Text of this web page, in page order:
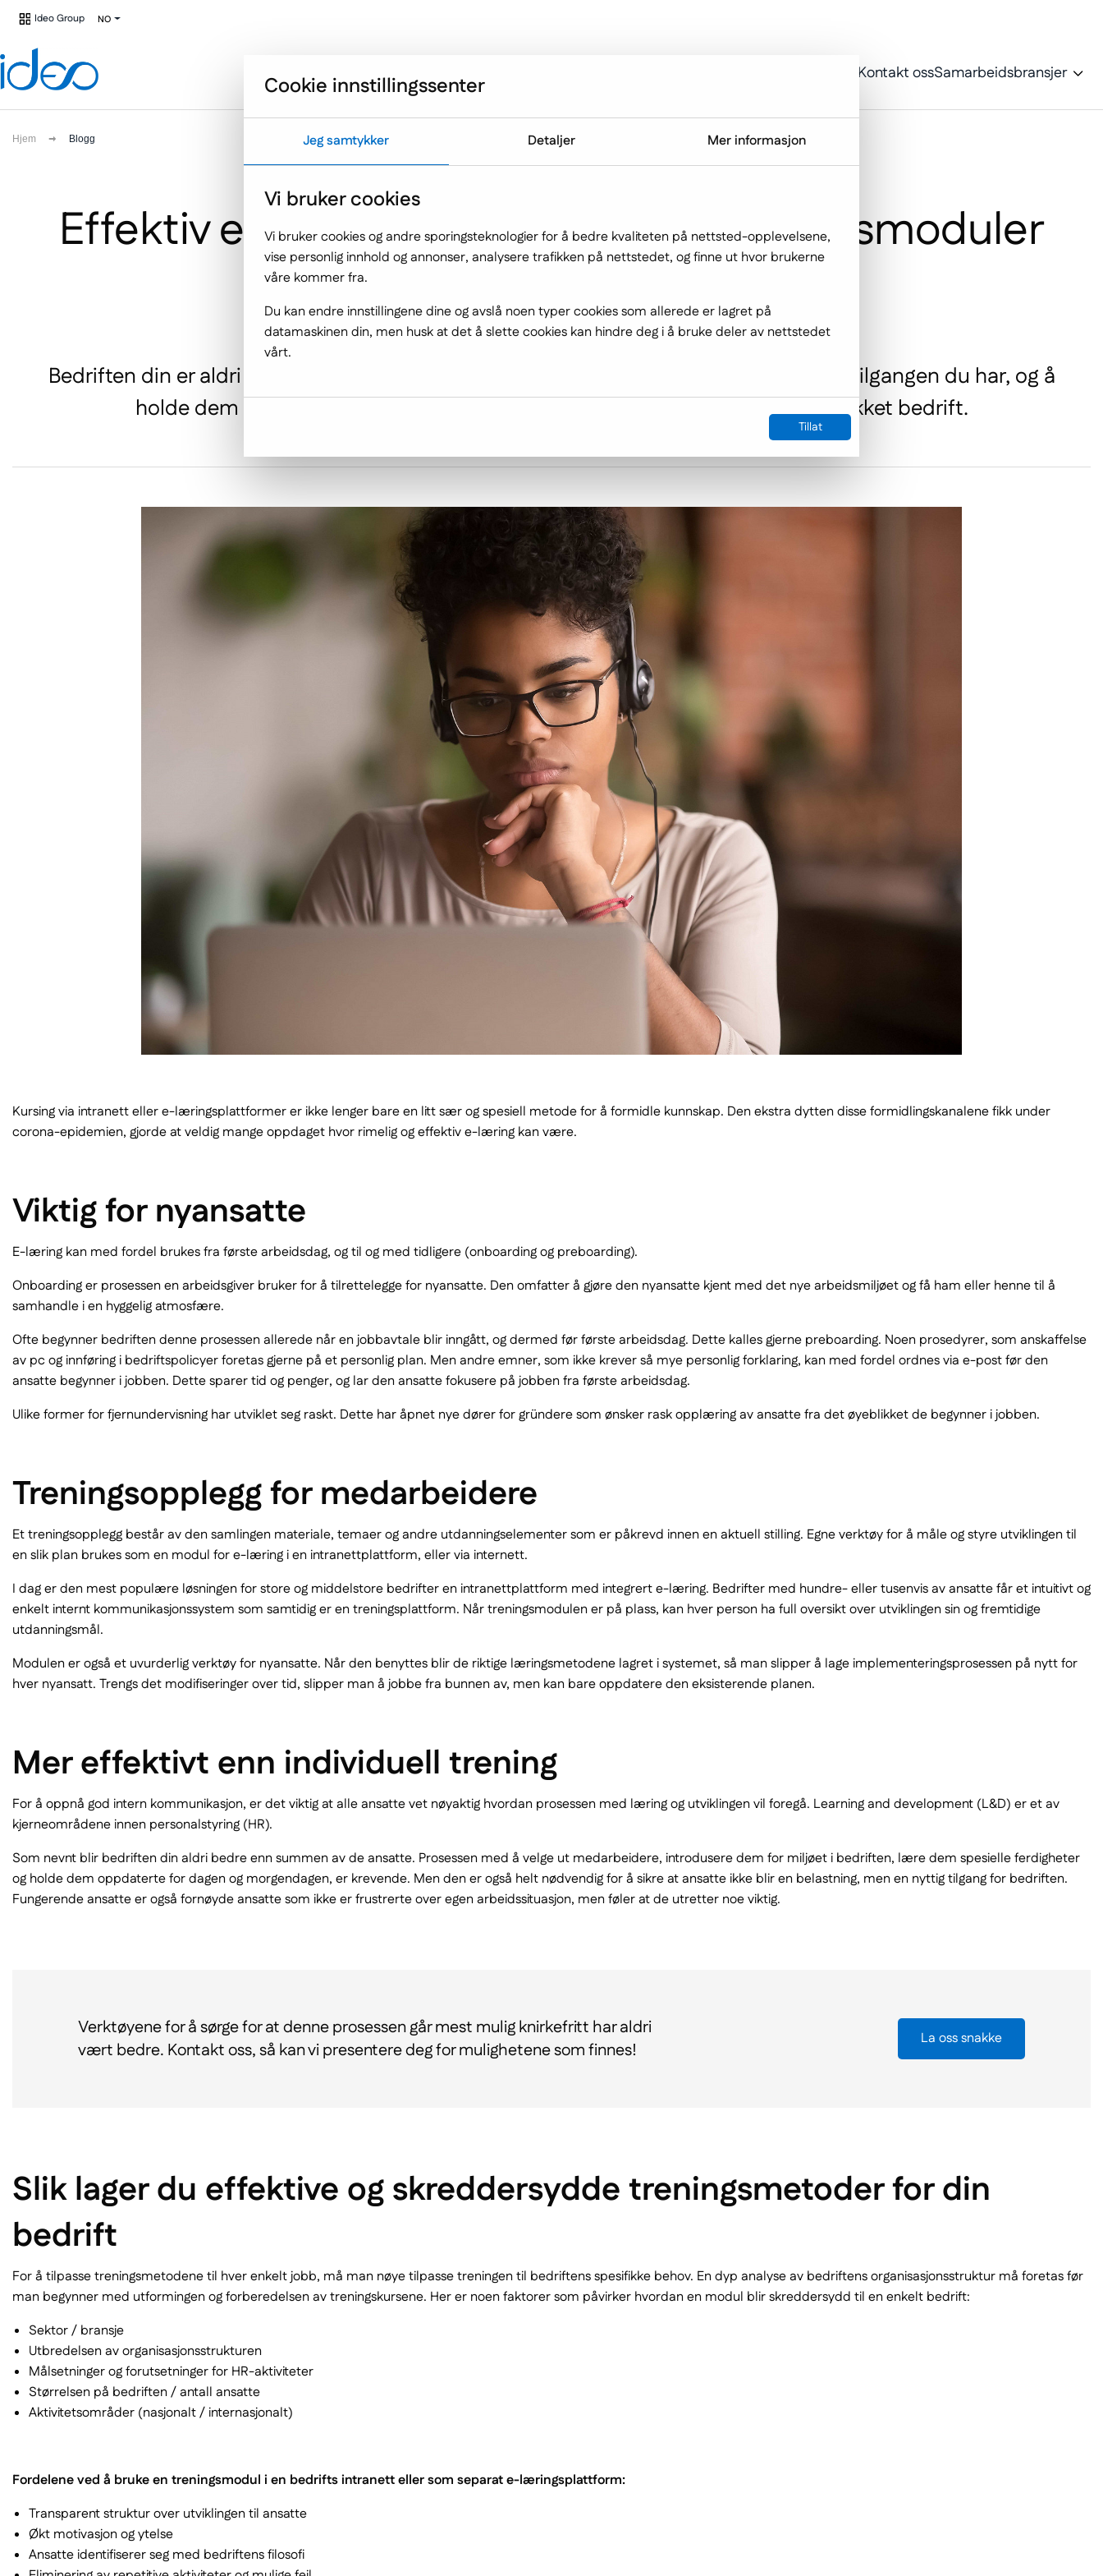
Gå til hovedmenyen
Hopp til innholdet
Ideo Group (Link
strony)
NO
Kontakt ossSamarbeidsbransjer
Hjem Blogg
Effektiv e-læring på arbeidsplassen: Kursmoduler
gir deg en bedre bedrift
Bedriften din er aldri bedre enn summen av de ansatte. De er som regel den viktigste tilgangen du har, og å
holde dem oppdatert og dyktige i jobben sin er essensielt for å drive en vellykket bedrift.
Kursing via intranett eller e-læringsplattformer er ikke lenger bare en litt sær og spesiell metode for å formidle kunnskap. Den ekstra dytten disse formidlingskanalene fikk under
corona-epidemien, gjorde at veldig mange oppdaget hvor rimelig og effektiv e-læring kan være.
Viktig for nyansatte
E-læring kan med fordel brukes fra første arbeidsdag, og til og med tidligere (onboarding og preboarding).
Onboarding er prosessen en arbeidsgiver bruker for å tilrettelegge for nyansatte. Den omfatter å gjøre den nyansatte kjent med det nye arbeidsmiljøet og få ham eller henne til å
samhandle i en hyggelig atmosfære.
Ofte begynner bedriften denne prosessen allerede når en jobbavtale blir inngått, og dermed før første arbeidsdag. Dette kalles gjerne preboarding. Noen prosedyrer, som anskaffelse
av pc og innføring i bedriftspolicyer foretas gjerne på et personlig plan. Men andre emner, som ikke krever så mye personlig forklaring, kan med fordel ordnes via e-post før den
ansatte begynner i jobben. Dette sparer tid og penger, og lar den ansatte fokusere på jobben fra første arbeidsdag.
Ulike former for fjernundervisning har utviklet seg raskt. Dette har åpnet nye dører for gründere som ønsker rask opplæring av ansatte fra det øyeblikket de begynner i jobben.
Treningsopplegg for medarbeidere
Et treningsopplegg består av den samlingen materiale, temaer og andre utdanningselementer som er påkrevd innen en aktuell stilling. Egne verktøy for å måle og styre utviklingen til
en slik plan brukes som en modul for e-læring i en intranettplattform, eller via internett.
I dag er den mest populære løsningen for store og middelstore bedrifter en intranettplattform med integrert e-læring. Bedrifter med hundre- eller tusenvis av ansatte får et intuitivt og
enkelt internt kommunikasjonssystem som samtidig er en treningsplattform. Når treningsmodulen er på plass, kan hver person ha full oversikt over utviklingen sin og fremtidige
utdanningsmål.
Modulen er også et uvurderlig verktøy for nyansatte. Når den benyttes blir de riktige læringsmetodene lagret i systemet, så man slipper å lage implementeringsprosessen på nytt for
hver nyansatt. Trengs det modifiseringer over tid, slipper man å jobbe fra bunnen av, men kan bare oppdatere den eksisterende planen.
Mer effektivt enn individuell trening
For å oppnå god intern kommunikasjon, er det viktig at alle ansatte vet nøyaktig hvordan prosessen med læring og utviklingen vil foregå. Learning and development (L&D) er et av
kjerneområdene innen personalstyring (HR).
Som nevnt blir bedriften din aldri bedre enn summen av de ansatte. Prosessen med å velge ut medarbeidere, introdusere dem for miljøet i bedriften, lære dem spesielle ferdigheter
og holde dem oppdaterte for dagen og morgendagen, er krevende. Men den er også helt nødvendig for å sikre at ansatte ikke blir en belastning, men en nyttig tilgang for bedriften.
Fungerende ansatte er også fornøyde ansatte som ikke er frustrerte over egen arbeidssituasjon, men føler at de utretter noe viktig.
Verktøyene for å sørge for at denne prosessen går mest mulig knirkefritt har aldri
vært bedre. Kontakt oss, så kan vi presentere deg for mulighetene som finnes!
La oss snakke
Slik lager du effektive og skreddersydde treningsmetoder for din
bedrift
For å tilpasse treningsmetodene til hver enkelt jobb, må man nøye tilpasse treningen til bedriftens spesifikke behov. En dyp analyse av bedriftens organisasjonsstruktur må foretas før
man begynner med utformingen og forberedelsen av treningskursene. Her er noen faktorer som påvirker hvordan en modul blir skreddersydd til en enkelt bedrift:
Sektor / bransje
Utbredelsen av organisasjonsstrukturen
Målsetninger og forutsetninger for HR-aktiviteter
Størrelsen på bedriften / antall ansatte
Aktivitetsområder (nasjonalt / internasjonalt)
Fordelene ved å bruke en treningsmodul i en bedrifts intranett eller som separat e-læringsplattform:
Transparent struktur over utviklingen til ansatte
Økt motivasjon og ytelse
Ansatte identifiserer seg med bedriftens filosofi
Cookie innstillingssenter
Jeg samtykker Detaljer Mer informasjon
Vi bruker cookies
Vi bruker cookies og andre sporingsteknologier for å bedre kvaliteten på nettsted-opplevelsene,
vise personlig innhold og annonser, analysere trafikken på nettstedet, og finne ut hvor brukerne
våre kommer fra.
Du kan endre innstillingene dine og avslå noen typer cookies som allerede er lagret på
datamaskinen din, men husk at det å slette cookies kan hindre deg i å bruke deler av nettstedet
vårt.
Tillat